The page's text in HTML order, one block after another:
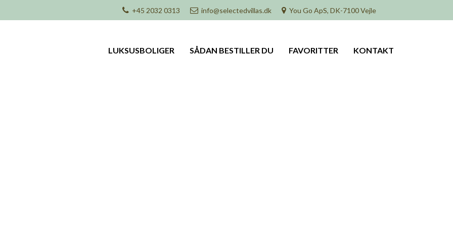
+45 2032 0313 info@selectedvillas.dk You Go ApS, DK-7100 Vejle
LUKSUSBOLIGER SÅDAN BESTILLER DU FAVORITTER KONTAKT